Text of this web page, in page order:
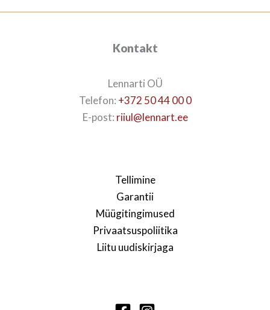
Kontakt
Lennarti OÜ
Telefon: +372 50 44 00 0
E-post: riiul@lennart.ee
Tellimine
Garantii
Müügitingimused
Privaatsuspoliitika
Liitu uudiskirjaga